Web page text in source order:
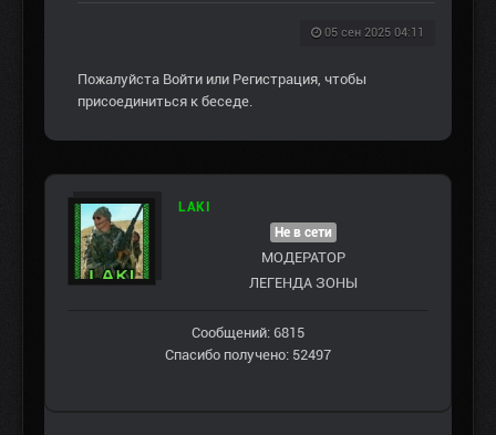
05 сен 2025 04:11
Пожалуйста Войти или Регистрация, чтобы
присоединиться к беседе.
LAKI
Не в сети
МОДЕРАТОР
ЛЕГЕНДА ЗОНЫ
Сообщений: 6815
Спасибо получено: 52497